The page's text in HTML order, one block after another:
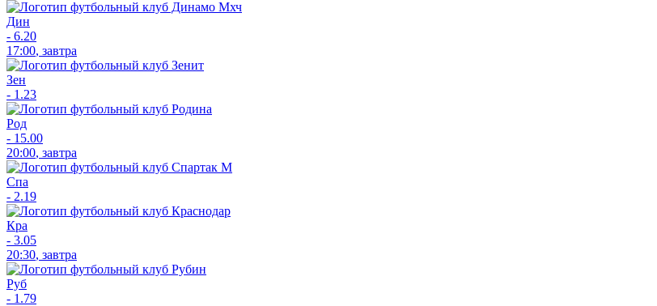
Дин
- 6.20
17:00, завтра
Зен
- 1.23
Род
- 15.00
20:00, завтра
Спа
- 2.19
Кра
- 3.05
20:30, завтра
Руб
- 1.79